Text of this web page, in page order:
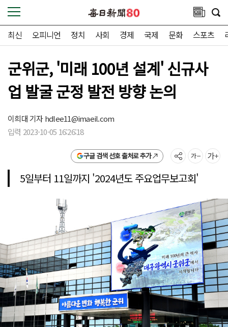
최신 오피니언 정치 사회 경제 국제 문화 스포츠
군위군, '미래 100년 설계' 신규사
업 발굴 군정 발전 방향 논의
이희대 기자hdlee11@imaeil.com
입력 2023-10-05 16:26:18
구글 검색 선호 출처로 추가
5일부터 11일까지 '2024년도 주요업무보고회'